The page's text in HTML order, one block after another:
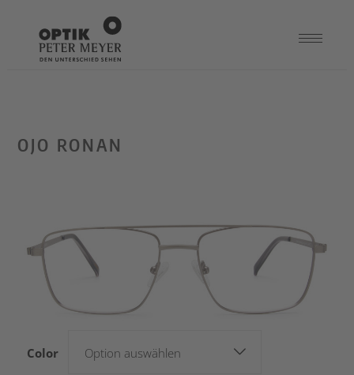
OJO RONAN
Color Option auswählen